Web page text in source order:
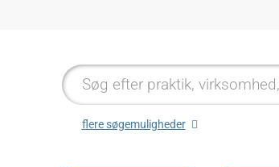
flere søgemuligheder